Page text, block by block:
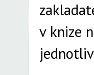
v knize